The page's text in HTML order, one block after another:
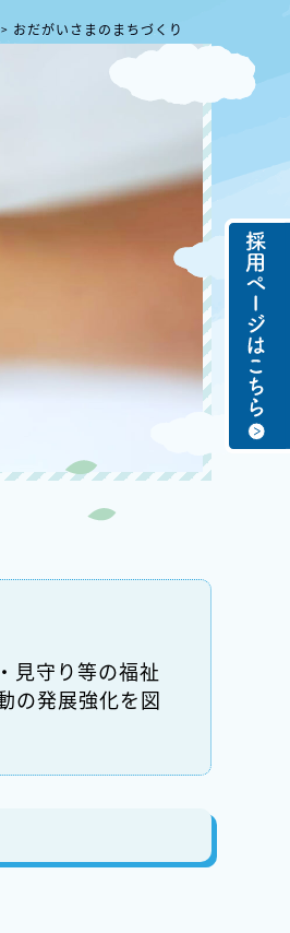
> おだがいさまのまちづくり
見守り等の福祉
の発展強化を図